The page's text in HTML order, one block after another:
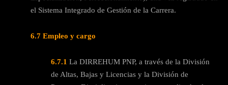
el Sistema Integrado de Gestión de la Carrera.
6.7 Empleo y cargo
6.7.1 La DIRREHUM PNP, a través de la División
de Altas, Bajas y Licencias y la División de